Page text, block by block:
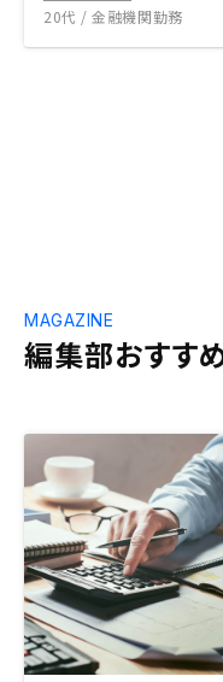
20代 / 金融機関勤務
編集部おすす
MAGAZINE